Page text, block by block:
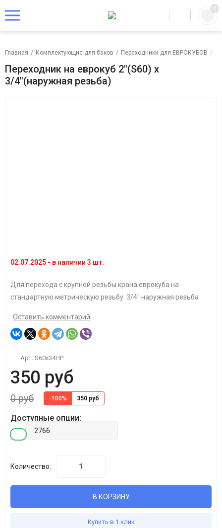
0
Главная / Комплектующие для баков / Переходники для ЕВРОКУБОВ /
Переходник на еврокуб 2"(S60) х
3/4"(наружная резьба)
02.07.2025 - в наличии 3 шт.
Для перехода с крупной резьбы крана еврокуба на
стандартную метрическую резьбу: 3/4" наружная резьба
Оставить комментарий
Арт: S60x34HP
350 руб
0 руб -100% 350 руб
Доступные опции:
Количество:
В КОРЗИНУ
Купить в 1 клик